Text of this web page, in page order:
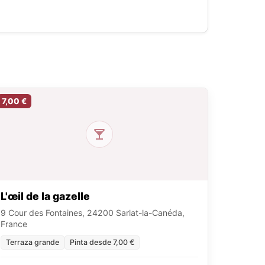
7,00 €
L'œil de la gazelle
9 Cour des Fontaines, 24200 Sarlat-la-Canéda,
France
Terraza grande Pinta desde 7,00 €